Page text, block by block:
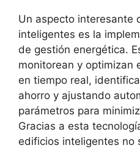
Un aspecto interesante
inteligentes es la
de gestión energética.
monitorean y optimizan
en tiempo real,
ahorro y ajustando
parámetros para
Gracias a esta
edificios inteligentes no